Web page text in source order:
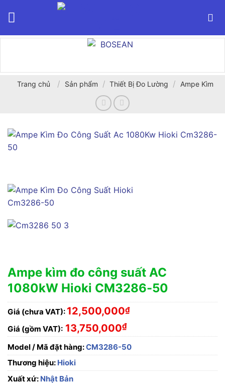
Trang chủ / Sản phẩm / Thiết Bị Đo Lường / Ampe Kìm
Ampe kìm đo công suất AC
1080kW Hioki CM3286-50
Giá (chưa VAT): 12,500,000₫
Giá (gồm VAT): 13,750,000₫
Model / Mã đặt hàng:CM3286-50
Thương hiệu: Hioki
Xuất xứ: Nhật Bản